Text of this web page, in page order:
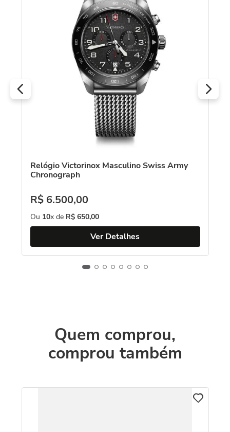
Relógio Victorinox Masculino Swiss Army
Chronograph
R$ 6.500,00
Ou 10x de R$ 650,00
Ver Detalhes
Quem comprou,
comprou também